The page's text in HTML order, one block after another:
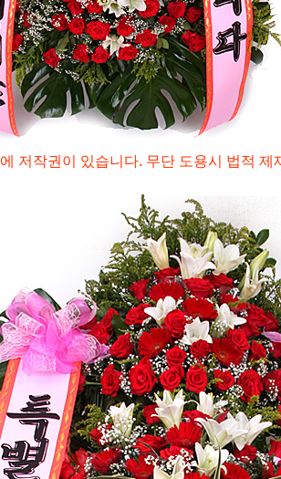
에 저작권이 있습니다. 무단 도용시 법적 제